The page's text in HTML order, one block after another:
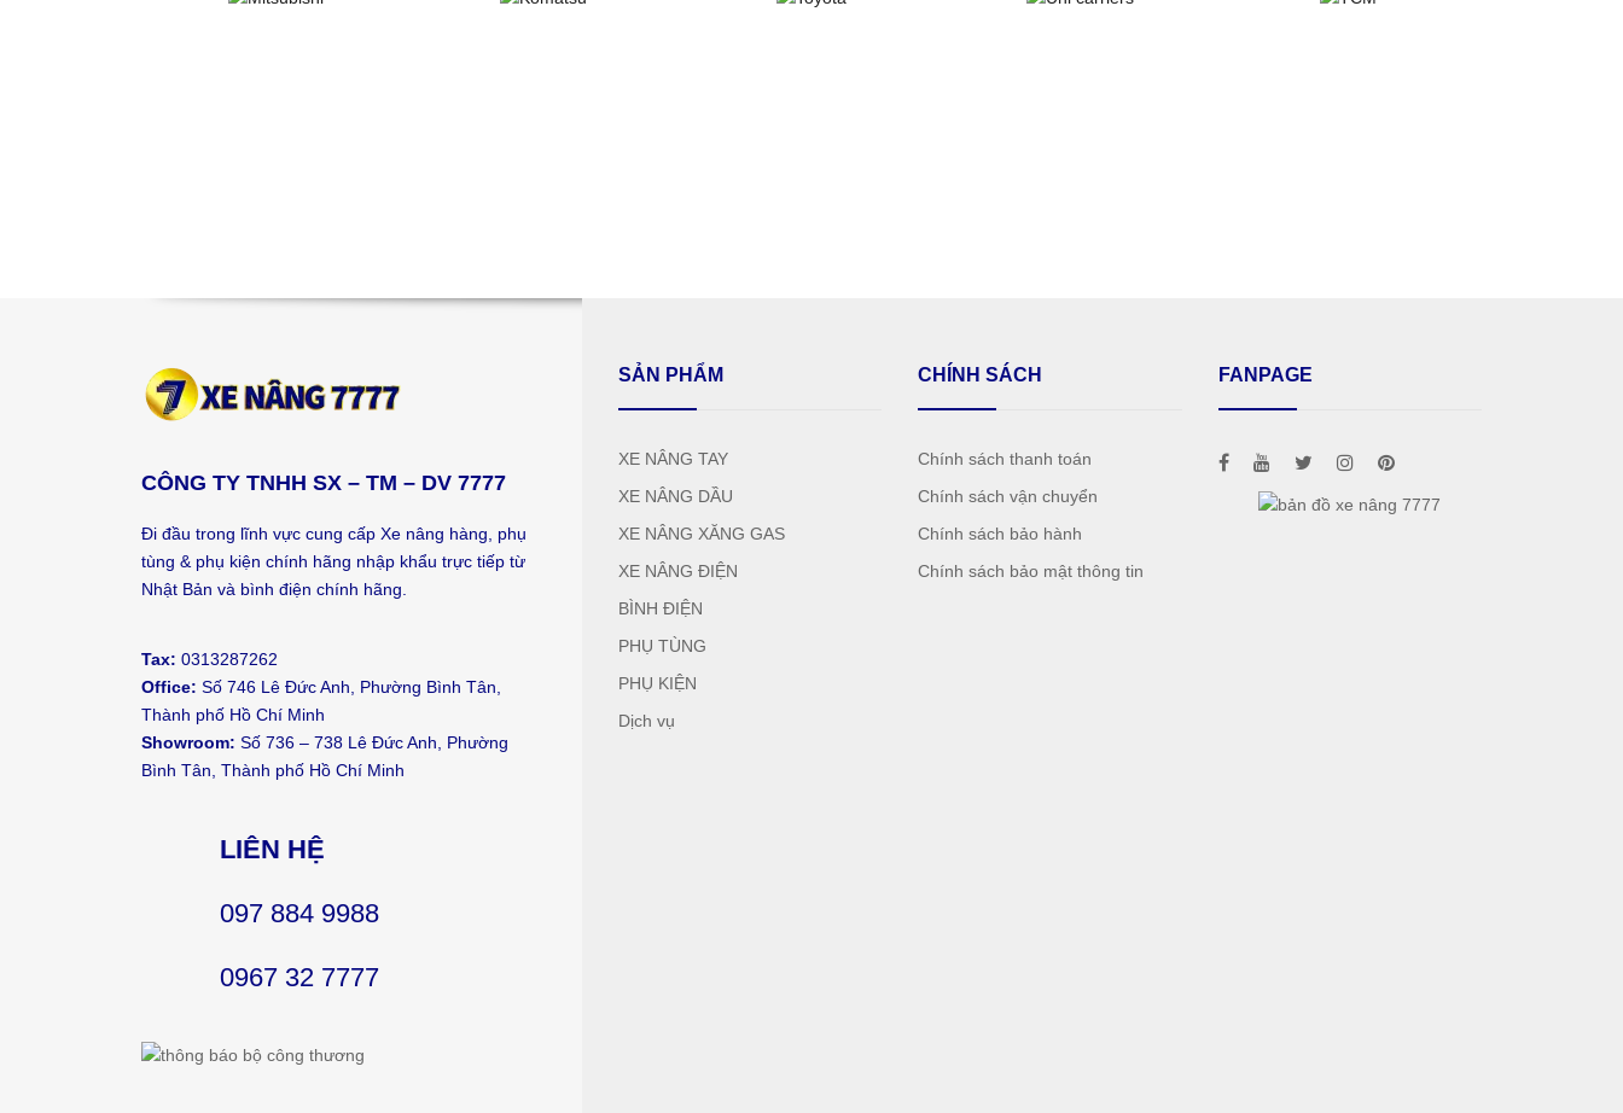
CÔNG TY TNHH SX – TM – DV 7777
Đi đầu trong lĩnh vực cung cấp Xe nâng hàng, phụ
tùng & phụ kiện chính hãng nhập khẩu trực tiếp từ
Nhật Bản và bình điện chính hãng.
Tax: 0313287262
Office: Số 746 Lê Đức Anh, Phường Bình Tân,
Thành phố Hồ Chí Minh
Showroom: Số 736 – 738 Lê Đức Anh, Phường
Bình Tân, Thành phố Hồ Chí Minh
LIÊN HỆ
097 884 9988
0967 32 7777
SẢN PHẨM
XE NÂNG TAY
XE NÂNG DẦU
XE NÂNG XĂNG GAS
XE NÂNG ĐIỆN
BÌNH ĐIỆN
PHỤ TÙNG
PHỤ KIỆN
Dịch vụ
CHÍNH SÁCH
Chính sách thanh toán
Chính sách vận chuyển
Chính sách bảo hành
Chính sách bảo mật thông tin
FANPAGE